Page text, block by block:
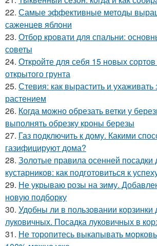
22. Самые эффективные методы
саженцев яблони
23. Отбор кровати для спальни:
советы
24. Откройте для себя 15 новых
открытого грунта
25. Стевия: как вырастить и
растением
26. Когда можно обрезать ветки у
выполнять обрезку кроны березы
27. Газ подключить к дому. Какими
газифицируют дома?
28. Золотые правила осенней посадки
кустарников: как подготовиться к
29. Не укрываю розы на зиму.
новую подборку
30. Удобны ли в пользовании корзинки
луковичных. Посадка луковичных в
31. Не торопитесь выкапывать